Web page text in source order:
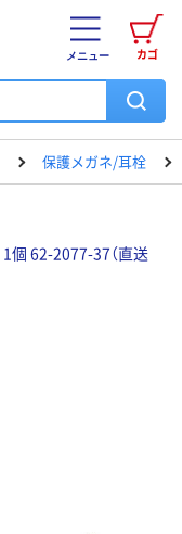
カゴ
メニュー
保護メガネ/耳栓
個 62-2077-37（直送